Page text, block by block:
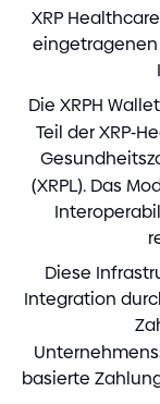
XRP
Die XRPH
Teil der XRP-
(XRPL). Das
Diese
Integration
basierte